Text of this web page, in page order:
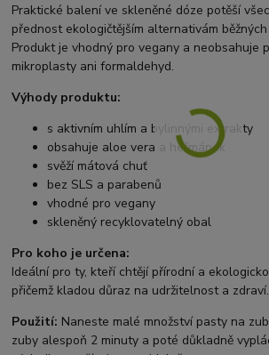
Praktické balení ve skleněné dóze potěší
přednost ekologičtějším alternativám
Produkt je vhodný pro vegany a neobsahuje
mikroplasty ani formaldehyd.
Výhody produktu:
s aktivním uhlím a bylinnými extrakty
obsahuje aloe vera a heřmánek
svěží mátová chuť
bez SLS a parabenů
vhodné pro vegany
skleněný recyklovatelný obal
Pro koho je určena:
Ideální pro ty, kteří chtějí přírodní a
přičemž kladou důraz na udržitelnost a zdraví.
Použití: Naneste malé množství pasty na
zuby alespoň 2 minuty a poté důkladně